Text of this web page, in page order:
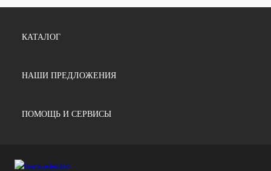
КАТАЛОГ
НАШИ ПРЕДЛОЖЕНИЯ
ПОМОЩЬ И СЕРВИСЫ